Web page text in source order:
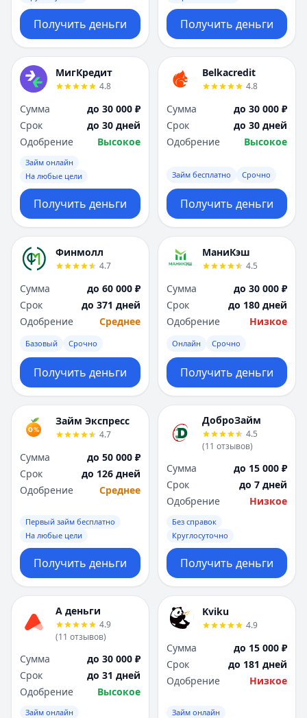
Получить деньги Получить деньги
МигКредит
4.8
Сумма
до 30 000 ₽
Срок
до 30 дней
Одобрение
Высокое
Займ онлайн
На любые цели
Получить деньги
Belkacredit
4.8
Сумма
до 30 000 ₽
Срок
до 30 дней
Одобрение
Высокое
Займ бесплатно Срочно
Получить деньги
Финмолл
4.7
Сумма
до 60 000 ₽
Срок
до 371 дней
Одобрение
Среднее
Базовый Срочно
Получить деньги
МаниКэш
4.5
Сумма
до 30 000 ₽
Срок
до 180 дней
Одобрение
Низкое
Онлайн Срочно
Получить деньги
Займ Экспресс
4.7
Сумма
до 50 000 ₽
Срок
до 126 дней
Одобрение
Среднее
Первый займ бесплатно
На любые цели
Получить деньги
ДоброЗайм
4.5
(11 отзывов)
Сумма
до 15 000 ₽
Срок
до 7 дней
Одобрение
Низкое
Без справок
Круглосуточно
Получить деньги
А деньги
4.9
(11 отзывов)
Сумма
до 30 000 ₽
Срок
до 31 дней
Одобрение
Высокое
Займ онлайн
Kviku
4.9
Сумма
до 15 000 ₽
Срок
до 181 дней
Одобрение
Низкое
Займ онлайн